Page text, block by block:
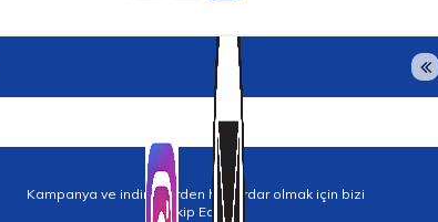
Kampanya ve indirimlerden haberdar olmak için bizi
Takip Edin!